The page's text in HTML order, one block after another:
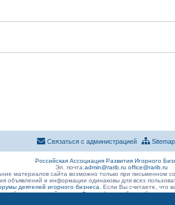
Sitemap
Связаться с администрацией
Российская Ассоциация Развития Игорного
Эл. почта:admin@rarib.ru office@rarib.ru
материалов сайта возможно только при письменном
объявлений и информации одинаковы для всех
деятелей игорного бизнеса . Если Вы считаете, что
без нарушений правил Форума) , просьба сообщить о